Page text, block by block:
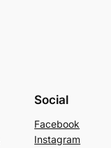
Social
Facebook
Instagram